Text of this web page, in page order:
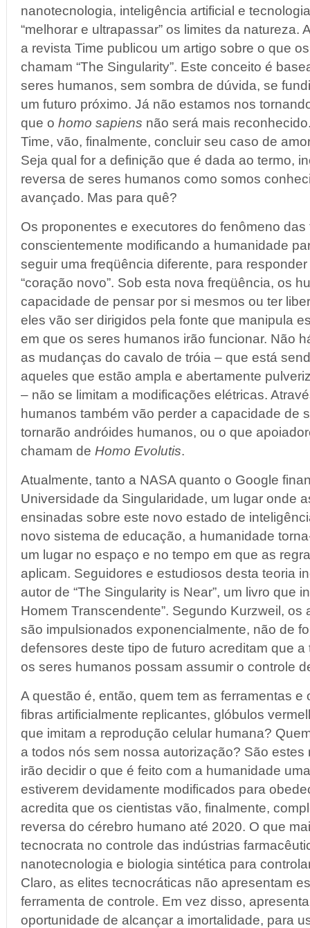
nanotecnologia, inteligência artificial e
“melhorar e ultrapassar” os limites da natureza.
a revista Time publicou um artigo sobre o que
chamam “The Singularity”. Este conceito é
seres humanos, sem sombra de dúvida, se
um futuro próximo. Já não estamos nos
que o homo sapiens não será mais
Time, vão, finalmente, concluir seu caso de
Seja qual for a definição que é dada ao termo,
reversa de seres humanos como somos
avançado. Mas para quê?
Os proponentes e executores do fenômeno
conscientemente modificando a humanidade
seguir uma freqüência diferente, para
“coração novo”. Sob esta nova freqüência, os
capacidade de pensar por si mesmos ou ter
eles vão ser dirigidos pela fonte que manipula
em que os seres humanos irão funcionar. Não
as mudanças do cavalo de tróia – que está
aqueles que estão ampla e abertamente
– não se limitam a modificações elétricas.
humanos também vão perder a capacidade de
tornarão andróides humanos, ou o que
chamam de Homo Evolutis.
Atualmente, tanto a NASA quanto o Google
Universidade da Singularidade, um lugar onde
ensinadas sobre este novo estado de
novo sistema de educação, a humanidade
um lugar no espaço e no tempo em que as
aplicam. Seguidores e estudiosos desta teoria
autor de “The Singularity is Near”, um livro que
Homem Transcendente”. Segundo Kurzweil,
são impulsionados exponencialmente, não de
defensores deste tipo de futuro acreditam que
os seres humanos possam assumir o controle
A questão é, então, quem tem as ferramentas e
fibras artificialmente replicantes, glóbulos
que imitam a reprodução celular humana?
a todos nós sem nossa autorização? São
irão decidir o que é feito com a humanidade
estiverem devidamente modificados para
acredita que os cientistas vão, finalmente,
reversa do cérebro humano até 2020. O que
tecnocrata no controle das indústrias
nanotecnologia e biologia sintética para
Claro, as elites tecnocráticas não apresentam
ferramenta de controle. Em vez disso,
oportunidade de alcançar a imortalidade, para